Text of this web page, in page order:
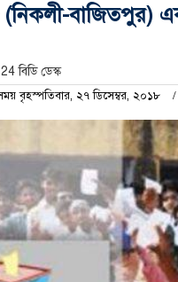
বাজিতপুর)
বিডি ডেস্ক
বৃহস্পতিবার, ২৭ ডিসেম্বর, ২০১৮